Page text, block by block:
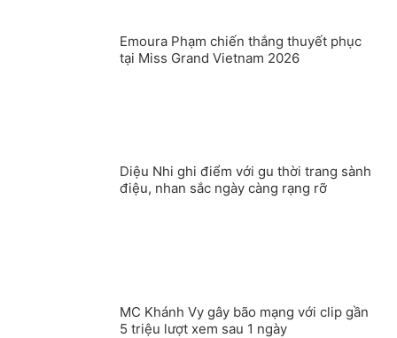
Emoura Phạm chiến thắng thuyết phục
tại Miss Grand Vietnam 2026
Diệu Nhi ghi điểm với gu thời trang sành
điệu, nhan sắc ngày càng rạng rỡ
MC Khánh Vy gây bão mạng với clip gần
5 triệu lượt xem sau 1 ngày